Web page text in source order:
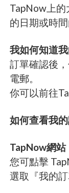
TapNow上的
的日期或時間
我如何知道
訂單確認後
電郵。
你可以前往
如何查看我
TapNow網站
您可點擊
選取『我的訂